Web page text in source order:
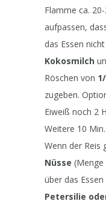
Flamme ca.
aufpassen,
das Essen
Kokosmilch
Röschen von
zugeben.
Eiweiß noch 2
Weitere 10
Wenn der Reis
Nüsse (Menge
über das
Petersilie